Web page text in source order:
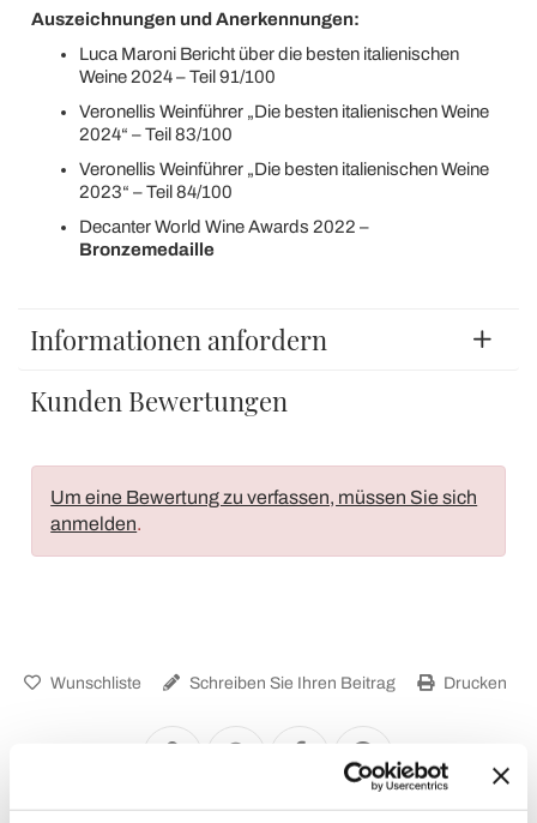
Auszeichnungen und Anerkennungen:
Luca Maroni Bericht über die besten italienischen
Weine 2024 – Teil 91/100
Veronellis Weinführer „Die besten italienischen Weine
2024“ – Teil 83/100
Veronellis Weinführer „Die besten italienischen Weine
2023“ – Teil 84/100
Decanter World Wine Awards 2022 –
Bronzemedaille
Informationen anfordern
Kunden Bewertungen
Um eine Bewertung zu verfassen, müssen Sie sich
anmelden.
Wunschliste Schreiben Sie Ihren Beitrag Drucken